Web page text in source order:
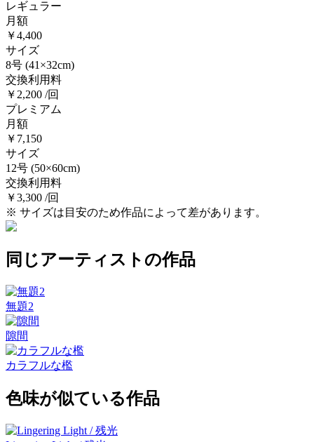
レギュラー
月額
￥4,400
サイズ
8号 (41×32cm)
交換利用料
￥2,200 /回
プレミアム
月額
￥7,150
サイズ
12号 (50×60cm)
交換利用料
￥3,300 /回
※ サイズは目安のため作品によって差があります。
同じアーティストの作品
無題2
隙間
カラフルな檻
色味が似ている作品